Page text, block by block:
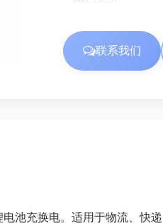
联系我们
池充换电。适用于物流、快